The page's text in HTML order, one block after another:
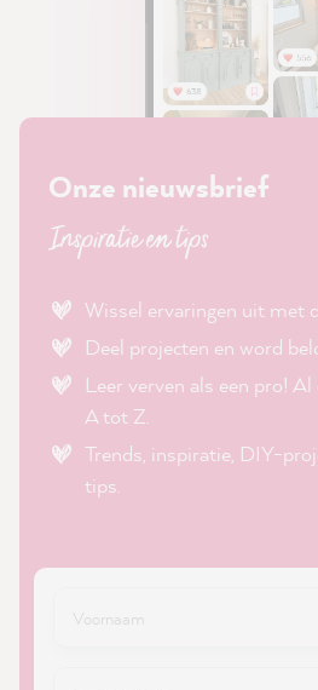
Onze nieuwsbrief
Inspiratie en tips
Wissel ervaringen uit met
Deel projecten en word
Leer verven als een pro!
A tot Z.
Trends, inspiratie, DIY-
tips.